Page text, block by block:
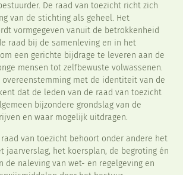
De raad van toezicht richt zich
van de stichting als geheel. Het
vormgegeven vanuit de betrokkenheid
raad bij de samenleving en in het
een gerichte bijdrage te leveren aan de
mensen tot zelfbewuste volwassenen.
met de identiteit van de
dat de leden van de raad van toezicht
bijzondere grondslag van de
en waar mogelijk uitdragen.
van toezicht behoort onder andere het
jaarverslag, het koersplan, de begroting én
de naleving van wet- en regelgeving en